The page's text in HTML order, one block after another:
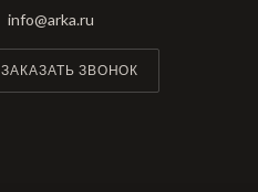
info@arka.ru
ЗАКАЗАТЬ ЗВОНОК